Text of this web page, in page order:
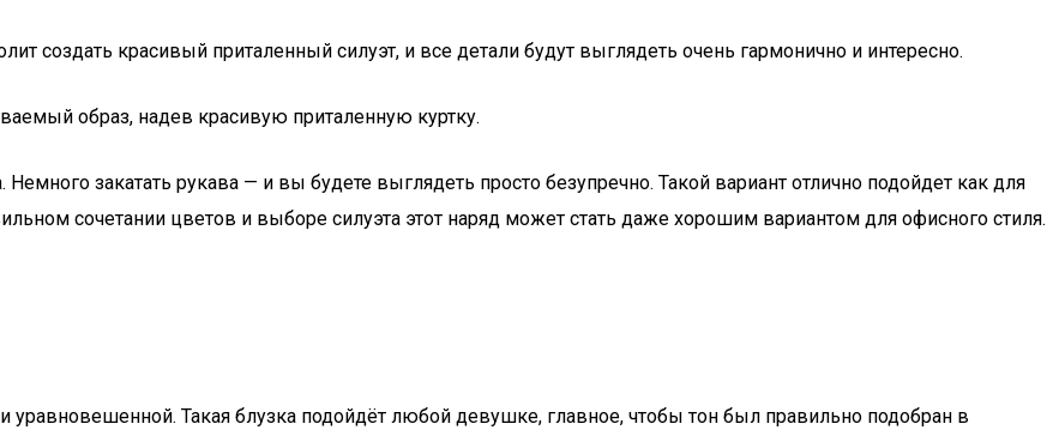
создать красивый приталенный силуэт, и все детали будут выглядеть очень гармонично и интересно.
образ, надев красивую приталенную куртку.
закатать рукава — и вы будете выглядеть просто безупречно. Такой вариант отлично подойдет как для
сочетании цветов и выборе силуэта этот наряд может стать даже хорошим вариантом для офисного стиля.
уравновешенной. Такая блузка подойдёт любой девушке, главное, чтобы тон был правильно подобран в